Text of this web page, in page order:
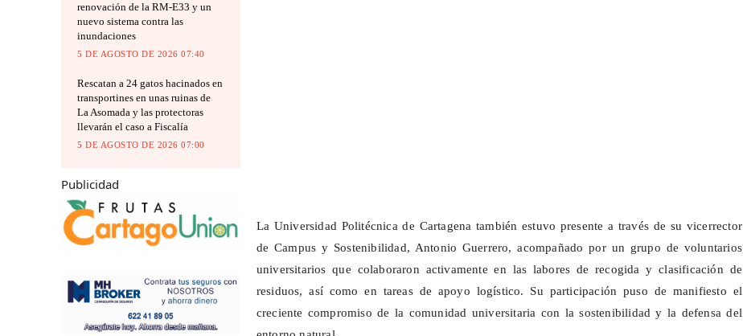
renovación de la RM-E33 y un
nuevo sistema contra las
inundaciones
5 DE AGOSTO DE 2026 07:40
Rescatan a 24 gatos hacinados en
transportines en unas ruinas de
La Asomada y las protectoras
llevarán el caso a Fiscalía
5 DE AGOSTO DE 2026 07:00
Publicidad
La Universidad Politécnica de Cartagena también estuvo presente a través de su vicerrector
de Campus y Sostenibilidad, Antonio Guerrero, acompañado por un grupo de voluntarios
universitarios que colaboraron activamente en las labores de recogida y clasificación de
residuos, así como en tareas de apoyo logístico. Su participación puso de manifiesto el
creciente compromiso de la comunidad universitaria con la sostenibilidad y la defensa del